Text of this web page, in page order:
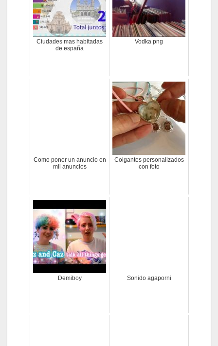
Ciudades mas habitadas
de españa
Vodka png
Como poner un anuncio en
mil anuncios
Colgantes personalizados
con foto
Demiboy Sonido agaporni